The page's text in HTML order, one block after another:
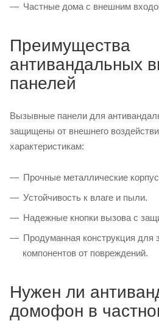
Частные дома с внешним
Преимущества
антивандальных
панелей
Вызывные панели для
защищены от внешнего
характеристикам:
Прочные металлические
Устойчивость к влаге и пыли.
Надежные кнопки вызова с
Продуманная конструкция для
компонентов от повреждений.
Нужен ли
домофон в